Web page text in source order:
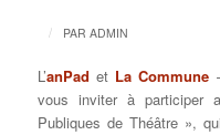
/ PAR ADMIN
L’anPad et La Commune
vous inviter à participer
Publiques de Théâtre »,